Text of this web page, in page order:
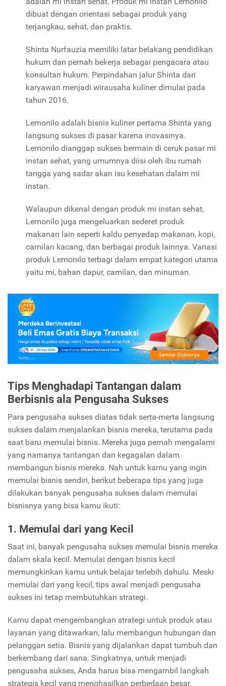
dibuat dengan orientasi sebagai produk yang
terjangkau, sehat, dan praktis.
Shinta Nurfauzia memiliki latar belakang pendidikan
hukum dan pernah bekerja sebagai pengacara atau
konsultan hukum. Perpindahan jalur Shinta dari
karyawan menjadi wirausaha kuliner dimulai pada
tahun 2016.
Lemonilo adalah bisnis kuliner pertama Shinta yang
langsung sukses di pasar karena inovasinya.
Lemonilo dianggap sukses bermain di ceruk pasar mi
instan sehat, yang umumnya diisi oleh ibu rumah
tangga yang sadar akan isu kesehatan dalam mi
instan.
Walaupun dikenal dengan produk mi instan sehat,
Lemonilo juga mengeluarkan sederet produk
makanan lain seperti kaldu penyedap makanan, kopi,
camilan kacang, dan berbagai produk lainnya. Variasi
produk Lemonilo terbagi dalam empat kategori utama
yaitu mi, bahan dapur, camilan, dan minuman.
Tips Menghadapi Tantangan dalam
Berbisnis ala Pengusaha Sukses
Para pengusaha sukses diatas tidak serta-merta langsung
sukses dalam menjalankan bisnis mereka, terutama pada
saat baru memulai bisnis. Mereka juga pernah mengalami
yang namanya tantangan dan kegagalan dalam
membangun bisnis mereka. Nah untuk kamu yang ingin
memulai bisnis sendiri, berikut beberapa tips yang juga
dilakukan banyak pengusaha sukses dalam memulai
bisnisnya yang bisa kamu ikuti:
1. Memulai dari yang Kecil
Saat ini, banyak pengusaha sukses memulai bisnis mereka
dalam skala kecil. Memulai dengan bisnis kecil
memungkinkan kamu untuk belajar terlebih dahulu. Meski
memulai dari yang kecil, tips awal menjadi pengusaha
sukses ini tetap membutuhkan strategi.
Kamu dapat mengembangkan strategi untuk produk atau
layanan yang ditawarkan, lalu membangun hubungan dan
pelanggan setia. Bisnis yang dijalankan dapat tumbuh dan
berkembang dari sana. Singkatnya, untuk menjadi
pengusaha sukses, Anda harus bisa mengambil langkah
strategis kecil yang menghasilkan perbedaan besar.